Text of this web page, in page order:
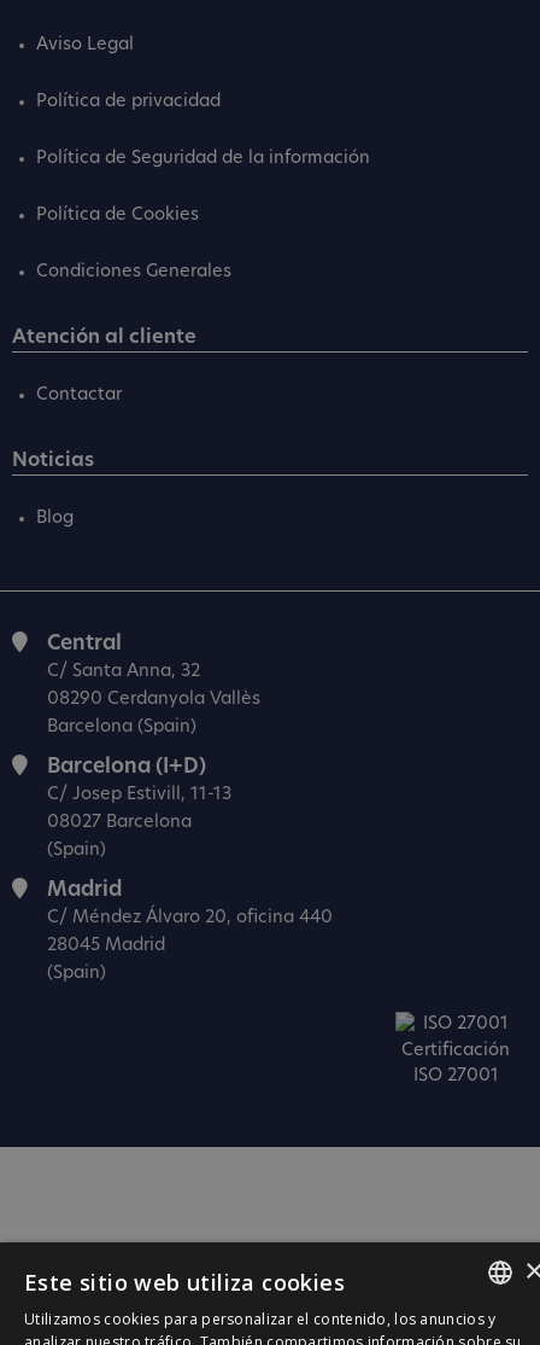
Aviso Legal
Política de privacidad
Política de Seguridad de la información
Política de Cookies
Condiciones Generales
Atención al cliente
Contactar
Noticias
Blog
Central
C/ Santa Anna, 32
08290 Cerdanyola Vallès
Barcelona (Spain)
Barcelona (I+D)
C/ Josep Estivill, 11-13
08027 Barcelona
(Spain)
Madrid
C/ Méndez Álvaro 20, oficina 440
28045 Madrid
(Spain)
Certificación
ISO 27001
SPANISH
Este sitio web utiliza cookies
Utilizamos cookies para personalizar el contenido, los anuncios y